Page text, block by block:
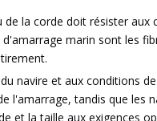
la corde doit résister aux
marin sont les
navire et aux conditions
l'amarrage, tandis que les
et la taille aux exigences